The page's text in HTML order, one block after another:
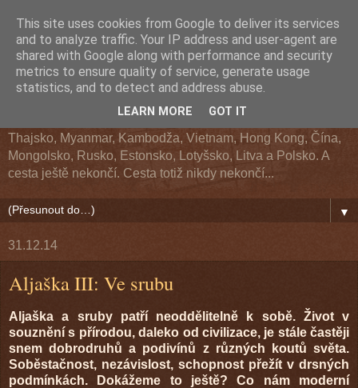
Z cesty kolem světa
Cestopis z cesty kolem světa. Navštívené země: Argentina,
Thajsko, Myanmar, Kambodža, Vietnam, Hong Kong, Čína,
Mongolsko, Rusko, Estonsko, Lotyšsko, Litva a Polsko. A
cesta ještě nekončí. Cesta totiž nikdy nekončí...
▼
31.12.14
Aljaška III: Ve srubu
Aljaška a sruby patří neoddělitelně k sobě. Život v
souznění s přírodou, daleko od civilizace, je stále častěji
snem dobrodruhů a podivínů z různých koutů světa.
Soběstačnost, nezávislost, schopnost přežít v drsných
podmínkách. Dokážeme to ještě? Co nám moderní
This site uses cookies from Google to deliver its services
and to analyze traffic. Your IP address and user-agent are
shared with Google along with performance and security
metrics to ensure quality of service, generate usage
statistics, and to detect and address abuse.
LEARN MORE GOT IT